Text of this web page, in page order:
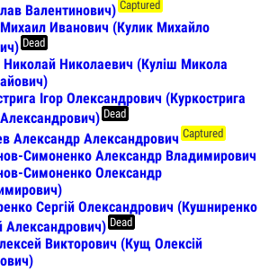
Валентинович) Captured
Иванович (Кулик Михайло
Dead
Николаевич (Куліш Микола
Ігор Олександрович (Куркострига
Dead
Александр Александрович Captured
Симоненко Александр Владимирович
Симоненко Олександр
Сергій Олександрович (Кушниренко
Александрович) Dead
Викторович (Кущ Олексій